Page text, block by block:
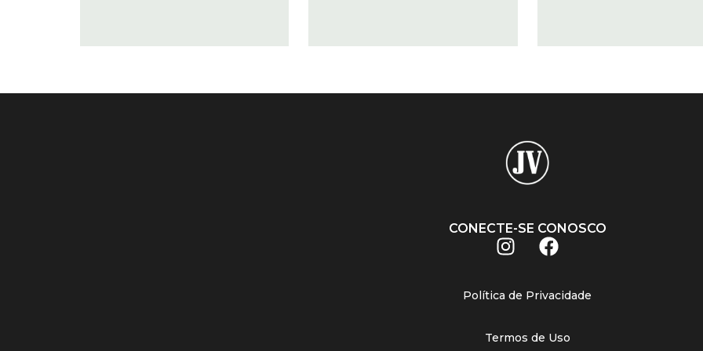
CONECTE-SE CONOSCO
Política de Privacidade
Termos de Uso